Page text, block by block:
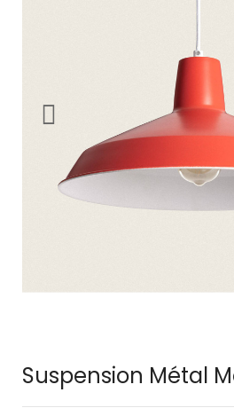
Suspension Métal